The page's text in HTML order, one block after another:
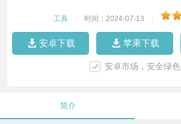
工具 时间：2024-07-13
安卓下载 苹果下载
安卓市场，安全绿色
简介